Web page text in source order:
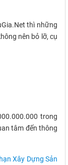
thì những
nên bỏ lỡ, cụ
trong
tâm đến thông
Xây Dựng Sản